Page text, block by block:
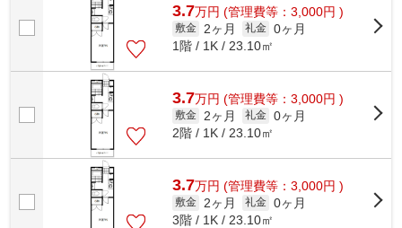
3.7万円 (管理費等：3,000円 )
敷金 2ヶ月 礼金 0ヶ月
1階 / 1K / 23.10㎡
3.7万円 (管理費等：3,000円 )
敷金 2ヶ月 礼金 0ヶ月
2階 / 1K / 23.10㎡
3.7万円 (管理費等：3,000円 )
敷金 2ヶ月 礼金 0ヶ月
3階 / 1K / 23.10㎡